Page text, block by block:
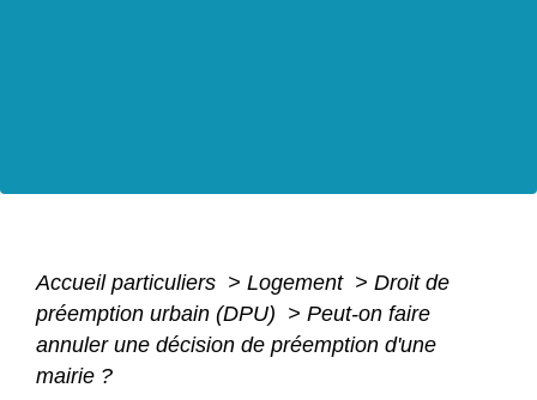
Accueil particuliers > Logement > Droit de
préemption urbain (DPU) > Peut-on faire
annuler une décision de préemption d'une
mairie ?